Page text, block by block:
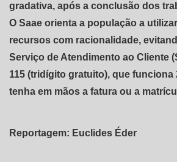
gradativa, após a conclusão dos
O Saae orienta a população a
recursos com racionalidade,
Serviço de Atendimento ao Cliente
115 (tridígito gratuito), que funciona
tenha em mãos a fatura ou a
Reportagem: Euclides Éder